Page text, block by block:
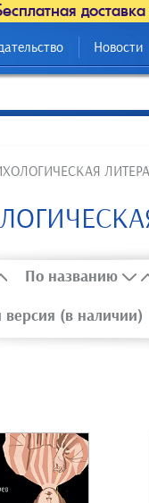
Новости
По названию
(в наличии)